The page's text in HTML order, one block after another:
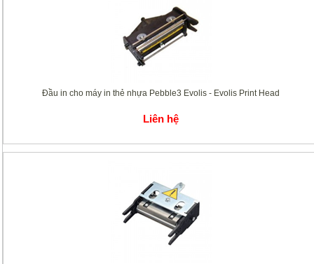
Đầu in cho máy in thẻ nhựa Pebble3 Evolis - Evolis Print Head
Liên hệ